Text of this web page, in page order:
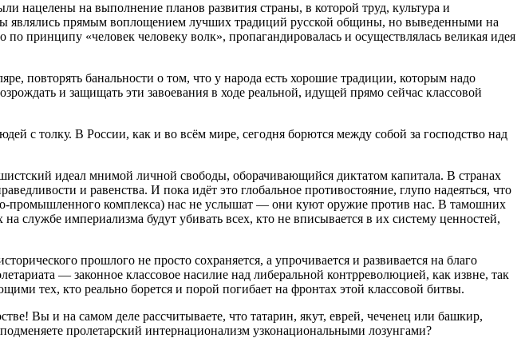
нацелены на выполнение планов развития страны, в которой труд, культура и
являлись прямым воплощением лучших традиций русской общины, но выведенными на
принципу «человек человеку волк», пропагандировалась и осуществлялась великая идея
повторять банальности о том, что у народа есть хорошие традиции, которым надо
и защищать эти завоевания в ходе реальной, идущей прямо сейчас классовой
с толку. В России, как и во всём мире, сегодня борются между собой за господство над
идеал мнимой личной свободы, оборачивающийся диктатом капитала. В странах
и равенства. И пока идёт это глобальное противостояние, глупо надеяться, что
промышленного комплекса) нас не услышат — они куют оружие против нас. В тамошних
службе империализма будут убивать всех, кто не вписывается в их систему ценностей,
прошлого не просто сохраняется, а упрочивается и развивается на благо
— законное классовое насилие над либеральной контрреволюцией, как извне, так
тех, кто реально борется и порой погибает на фронтах этой классовой битвы.
Вы и на самом деле рассчитываете, что татарин, якут, еврей, чеченец или башкир,
пролетарский интернационализм узконациональными лозунгами?